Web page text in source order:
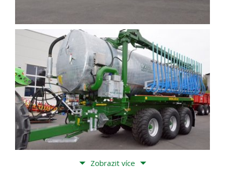
Zobrazit více